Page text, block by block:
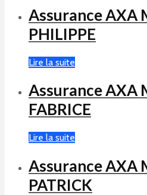
Assurance AXA
PHILIPPE
Lire la suite
Assurance AXA
FABRICE
Lire la suite
Assurance AXA
PATRICK